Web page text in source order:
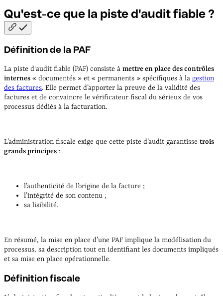
Qu'est-ce que la piste d'audit fiable ?
Définition de la PAF
La piste d'audit fiable (PAF) consiste à mettre en place des contrôles
internes « documentés » et « permanents » spécifiques à la gestion
des factures. Elle permet d’apporter la preuve de la validité des
factures et de convaincre le vérificateur fiscal du sérieux de vos
processus dédiés à la facturation.
L’administration fiscale exige que cette piste d’audit garantisse trois
grands principes :
l’authenticité de l’origine de la facture ;
l’intégrité de son contenu ;
sa lisibilité.
En résumé, la mise en place d’une PAF implique la modélisation du
processus, sa description tout en identifiant les documents impliqués
et sa mise en place opérationnelle.
Définition fiscale